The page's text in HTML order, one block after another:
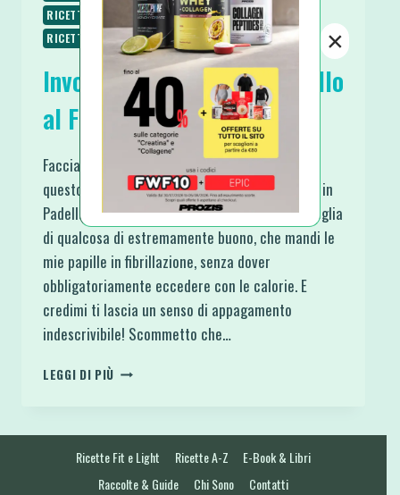
RICETTE SALATE
RICETTE SENZA BURRO
RICETTE SENZA UOVA
Involtino Filante di Pasta Fillo
al Forno o in Padella
Facciamo un Godurioso e Veloce Pranzo con
questo Involtino Filante di Pasta Fillo al Forno o in
Padella. Lo faccio davvero spesso quando ho voglia
di qualcosa di estremamente buono, che mandi le
mie papille in fibrillazione, senza dover
obbligatoriamente eccedere con le calorie. E
credimi ti lascia un senso di appagamento
indescrivibile! Scommetto che…
LEGGI DI PIÙ INVOLTINO
AL
FORNO
Ricette Fit e Light Ricette A-Z
E-Book & Libri
Raccolte & Guide
Chi Sono Contatti
×